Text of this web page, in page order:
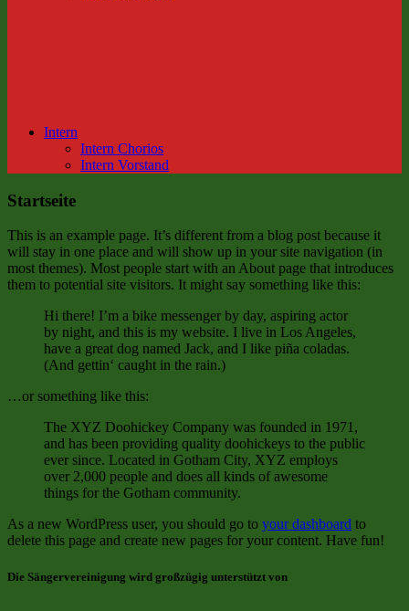
Intern
Intern Chorios
Intern Vorstand
Startseite
This is an example page. It’s different from a blog post because it
will stay in one place and will show up in your site navigation (in
most themes). Most people start with an About page that introduces
them to potential site visitors. It might say something like this:
Hi there! I’m a bike messenger by day, aspiring actor
by night, and this is my website. I live in Los Angeles,
have a great dog named Jack, and I like piña coladas.
(And gettin‘ caught in the rain.)
…or something like this:
The XYZ Doohickey Company was founded in 1971,
and has been providing quality doohickeys to the public
ever since. Located in Gotham City, XYZ employs
over 2,000 people and does all kinds of awesome
things for the Gotham community.
As a new WordPress user, you should go to your dashboard to
delete this page and create new pages for your content. Have fun!
Die Sängervereinigung wird großzügig unterstützt von